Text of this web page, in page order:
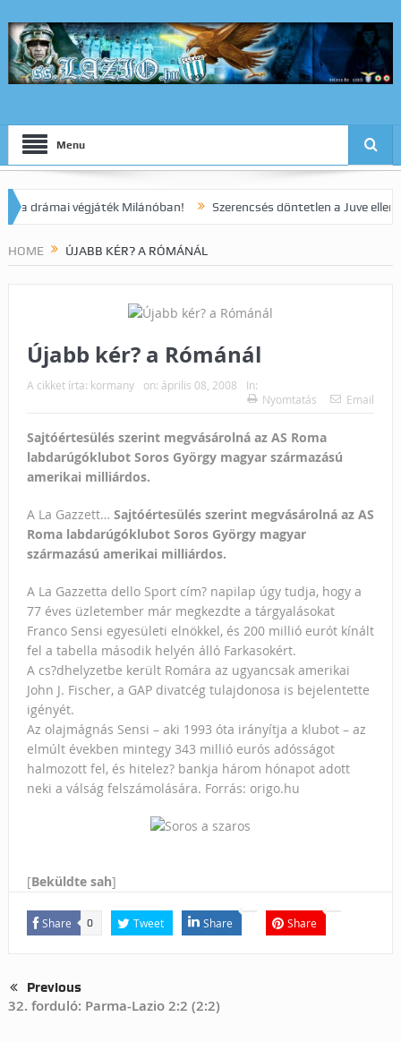
Menu
végjáték Milánóban! Szerencsés döntetlen a Juve elleni
HOME ÚJABB KÉR? A RÓMÁNÁL
Újabb kér? a Rómánál
A cikket írta: kormany on: április 08, 2008
In:
Nyomtatás
Email
Sajtóértesülés szerint megvásárolná az AS Roma
labdarúgóklubot Soros György magyar származású
amerikai milliárdos.
A La Gazzett… Sajtóértesülés szerint megvásárolná az AS
Roma labdarúgóklubot Soros György magyar
származású amerikai milliárdos.
A La Gazzetta dello Sport cím? napilap úgy tudja, hogy a
77 éves üzletember már megkezdte a tárgyalásokat
Franco Sensi egyesületi elnökkel, és 200 millió eurót kínált
fel a tabella második helyén álló Farkasokért.
A cs?dhelyzetbe került Romára az ugyancsak amerikai
John J. Fischer, a GAP divatcég tulajdonosa is bejelentette
igényét.
Az olajmágnás Sensi – aki 1993 óta irányítja a klubot – az
elmúlt években mintegy 343 millió eurós adósságot
halmozott fel, és hitelez? bankja három hónapot adott
neki a válság felszámolására. Forrás: origo.hu
[Beküldte sah]
Share 0 Tweet Share Share
Previous
32. forduló: Parma-Lazio 2:2 (2:2)